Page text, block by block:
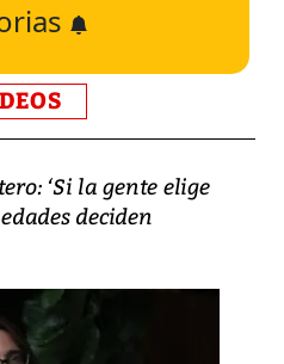
‘Si la gente elige
deciden